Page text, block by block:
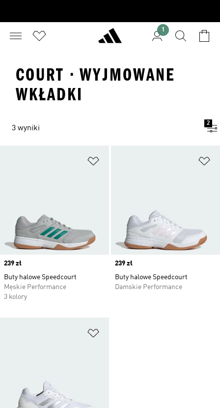
1
COURT · WYJMOWANE
WKŁADKI
3 wyniki
2
Price
239 zł
Buty halowe Speedcourt
Męskie Performance
3 kolory
Price
239 zł
Buty halowe Speedcourt
Damskie Performance